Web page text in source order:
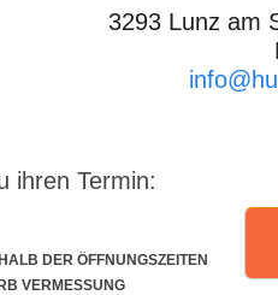
3293 Lunz am
ihren Termin:
DER ÖFFNUNGSZEITEN
VERMESSUNG